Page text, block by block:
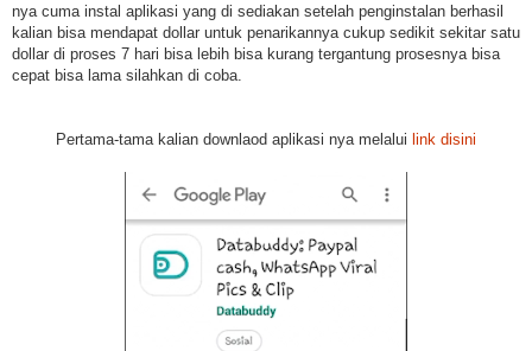
nya cuma instal aplikasi yang di sediakan setelah penginstalan berhasil
kalian bisa mendapat dollar untuk penarikannya cukup sedikit sekitar satu
dollar di proses 7 hari bisa lebih bisa kurang tergantung prosesnya bisa
cepat bisa lama silahkan di coba.
Pertama-tama kalian downlaod aplikasi nya melalui link disini